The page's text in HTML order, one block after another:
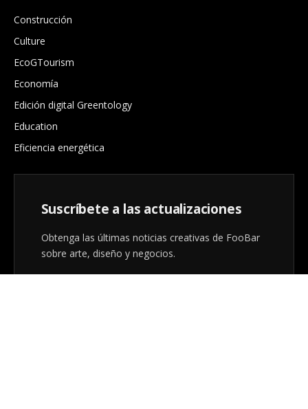
Construcción
Culture
EcoGTourism
Economía
Edición digital Greentology
Education
Eficiencia energética
Suscríbete a las actualizaciones
Obtenga las últimas noticias creativas de FooBar
sobre arte, diseño y negocios.